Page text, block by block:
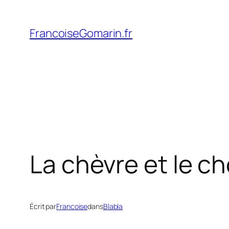
contenu
FrancoiseGomarin.fr
La chèvre et le
Écrit parFrancoisedansBlabla